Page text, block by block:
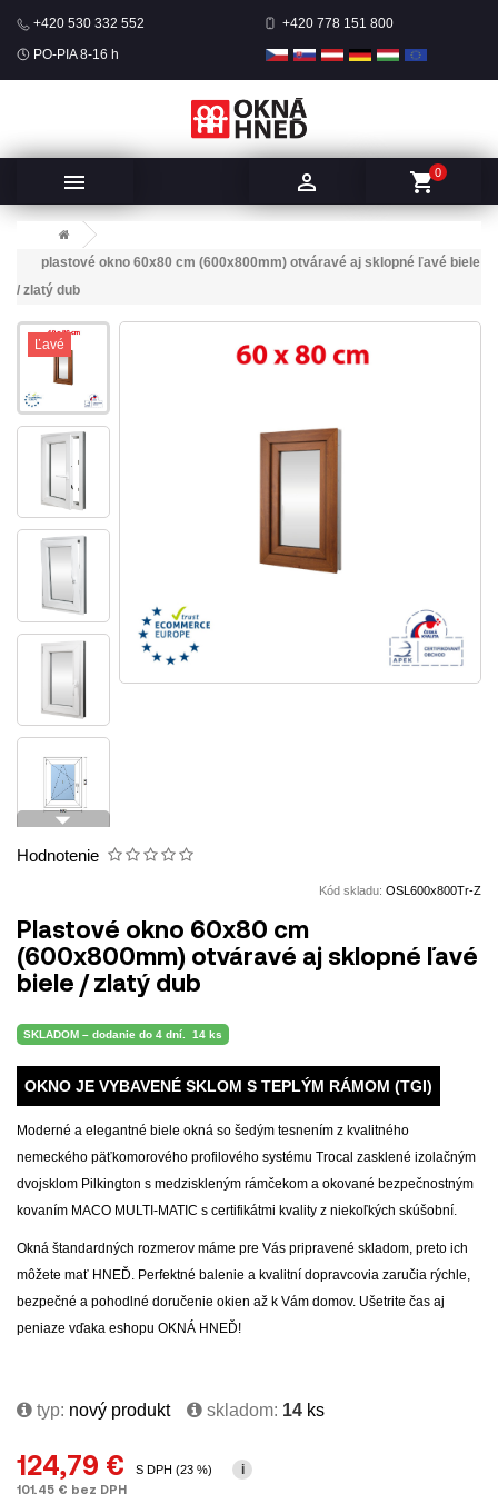
+420 530 332 552
+420 778 151 800
PO-PIA 8-16 h
  shopping_cart0
plastové okno 60x80 cm (600x800mm) otváravé aj sklopné ľavé biele
/ zlatý dub
Ľavé
arrow_drop_down
Hodnotenie
Kód skladu: OSL600x800Tr-Z
Plastové okno 60x80 cm
(600x800mm) otváravé aj sklopné ľavé
biele / zlatý dub
SKLADOM – dodanie do 4 dní. 14 ks
OKNO JE VYBAVENÉ SKLOM S TEPLÝM RÁMOM (TGI)
Moderné a elegantné biele okná so šedým tesnením z kvalitného
nemeckého päťkomorového profilového systému Trocal zasklené izolačným
dvojsklom Pilkington s medziskleným rámčekom a okované bezpečnostným
kovaním MACO MULTI-MATIC s certifikátmi kvality z niekoľkých skúšobní.
Okná štandardných rozmerov máme pre Vás pripravené skladom, preto ich
môžete mať HNEĎ. Perfektné balenie a kvalitní dopravcovia zaručia rýchle,
bezpečné a pohodlné doručenie okien až k Vám domov. Ušetrite čas aj
peniaze vďaka eshopu OKNÁ HNEĎ!
typ: nový produkt skladom: 14 ks
124,79 €
101,45 € bez DPH
S DPH (23 %) i